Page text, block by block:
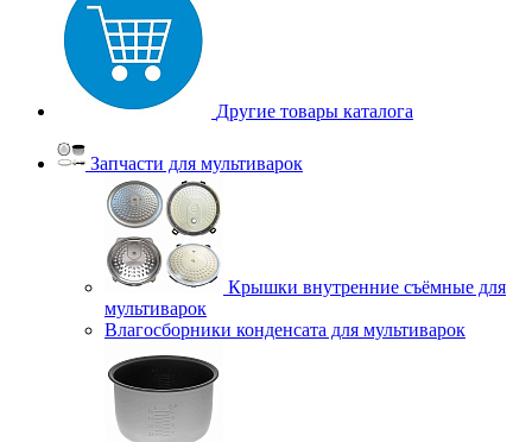
Другие товары каталога
Запчасти для мультиварок
Крышки внутренние съёмные для
мультиварок
Влагосборники конденсата для мультиварок